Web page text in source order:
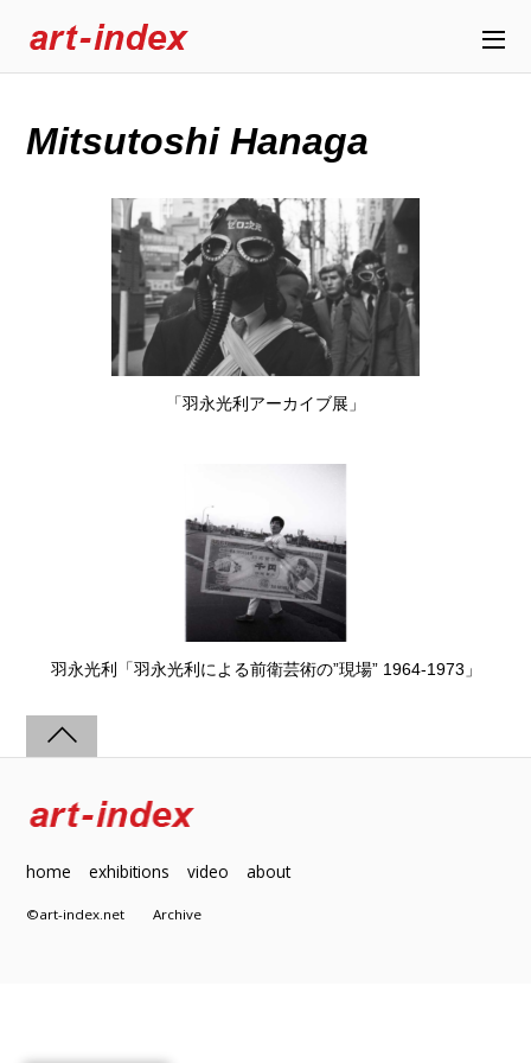
Mitsutoshi Hanaga
「羽永光利アーカイブ展」
羽永光利「羽永光利による前衛芸術の”現場” 1964-1973」
home exhibitions video about
©art-index.netArchive